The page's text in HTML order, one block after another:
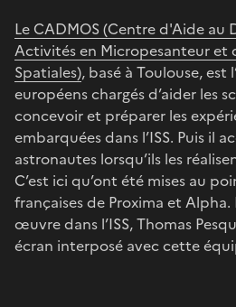
Le CADMOS (Centre d'Aide au
Activités en Micropesanteur et
Spatiales), basé à Toulouse, est
européens chargés d’aider les
concevoir et préparer les
embarquées dans l’ISS. Puis il
astronautes lorsqu’ils les
C’est ici qu’ont été mises au
françaises de Proxima et
œuvre dans l’ISS, Thomas
écran interposé avec cette